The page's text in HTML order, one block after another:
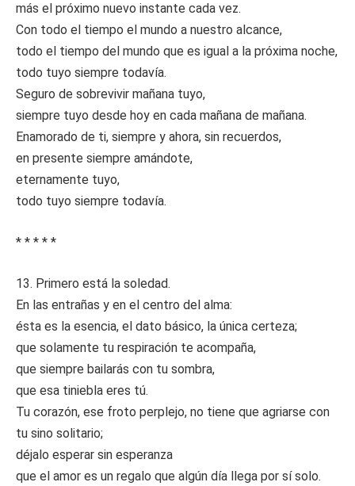
más el próximo nuevo instante cada vez.
Con todo el tiempo el mundo a nuestro alcance,
todo el tiempo del mundo que es igual a la próxima noche,
todo tuyo siempre todavía.
Seguro de sobrevivir mañana tuyo,
siempre tuyo desde hoy en cada mañana de mañana.
Enamorado de ti, siempre y ahora, sin recuerdos,
en presente siempre amándote,
eternamente tuyo,
todo tuyo siempre todavía.
* * * * *
13. Primero está la soledad.
En las entrañas y en el centro del alma:
ésta es la esencia, el dato básico, la única certeza;
que solamente tu respiración te acompaña,
que siempre bailarás con tu sombra,
que esa tiniebla eres tú.
Tu corazón, ese froto perplejo, no tiene que agriarse con
tu sino solitario;
déjalo esperar sin esperanza
que el amor es un regalo que algún día llega por sí solo.